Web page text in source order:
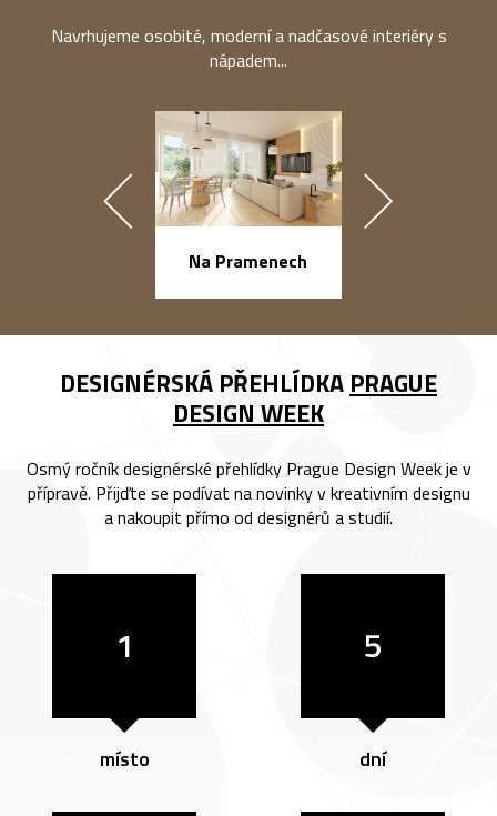
Navrhujeme osobité, moderní a nadčasové interiéry s
nápadem...
Na Pramenech
DESIGNÉRSKÁ PŘEHLÍDKA PRAGUE
DESIGN WEEK
Osmý ročník designérské přehlídky Prague Design Week je v
přípravě. Přijďte se podívat na novinky v kreativním designu
a nakoupit přímo od designérů a studií.
1
místo
5
dní